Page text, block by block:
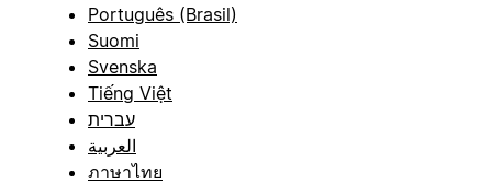
Português (Brasil)
Suomi
Svenska
Tiếng Việt
עברית
العربية
ภาษาไทย